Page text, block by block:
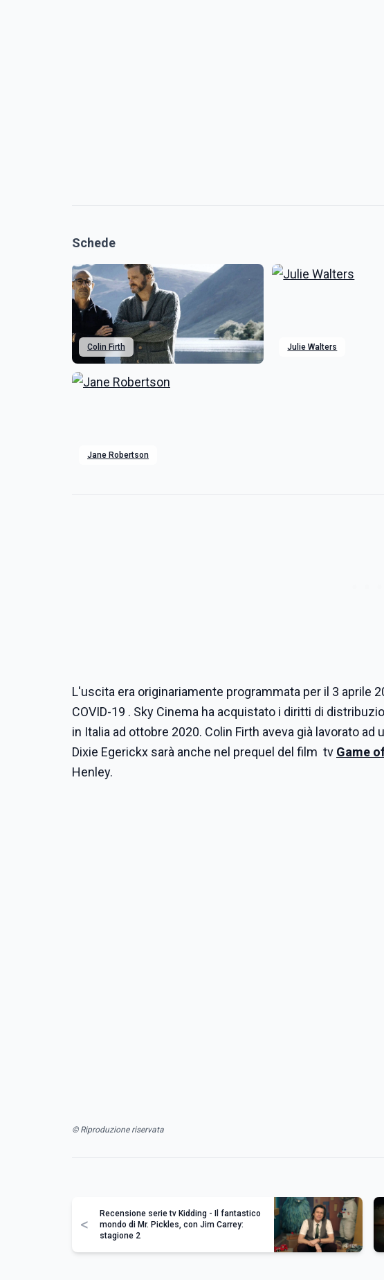
Schede
Colin Firth Julie Walters
Jane Robertson
L'uscita era originariamente programmata per il 3 aprile
COVID-19 . Sky Cinema ha acquistato i diritti di
in Italia ad ottobre 2020. Colin Firth aveva già lavorato
Dixie Egerickx sarà anche nel prequel del film tv Game
Henley.
© Riproduzione riservata
<
Recensione serie tv Kidding - Il fantastico
mondo di Mr. Pickles, con Jim Carrey:
stagione 2